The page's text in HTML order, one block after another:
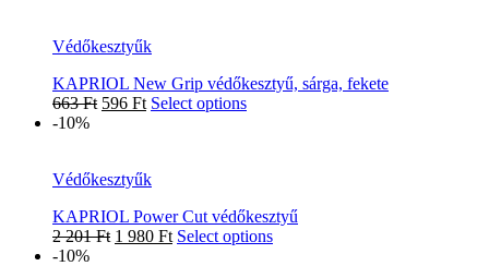
Védőkesztyűk
KAPRIOL New Grip védőkesztyű, sárga, fekete
663Ft 596 Ft Select options
-10%
Védőkesztyűk
KAPRIOL Power Cut védőkesztyű
2 201Ft 1 980 Ft Select options
-10%